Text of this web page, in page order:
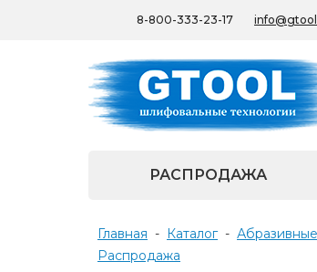
8-800-333-23-17
РАСПРОДАЖА
Главная - Каталог -
Распродажа